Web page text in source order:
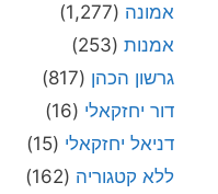
אמונה (1,277)
אמנות (253)
גרשון הכהן (817)
דור יחזקאלי (16)
דניאל יחזקאלי (15)
ללא קטגוריה (162)